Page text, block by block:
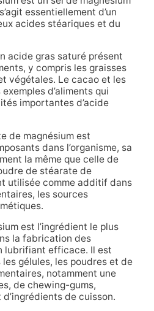
essentiellement d’un
acides stéariques et du
acide gras saturé présent
y compris les graisses
végétales. Le cacao et les
d’aliments qui
importantes d’acide
de magnésium est
dans l’organisme, sa
la même que celle de
de stéarate de
utilisée comme additif dans
les sources
est l’ingrédient le plus
la fabrication des
lubrifiant efficace. Il est
gélules, les poudres et de
notamment une
de chewing-gums,
d’ingrédients de cuisson.